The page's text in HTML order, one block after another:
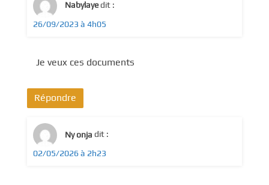
Nabylayedit :
26/09/2023 à 4h05
Je veux ces documents
Répondre
Ny onja dit :
02/05/2026 à 2h23